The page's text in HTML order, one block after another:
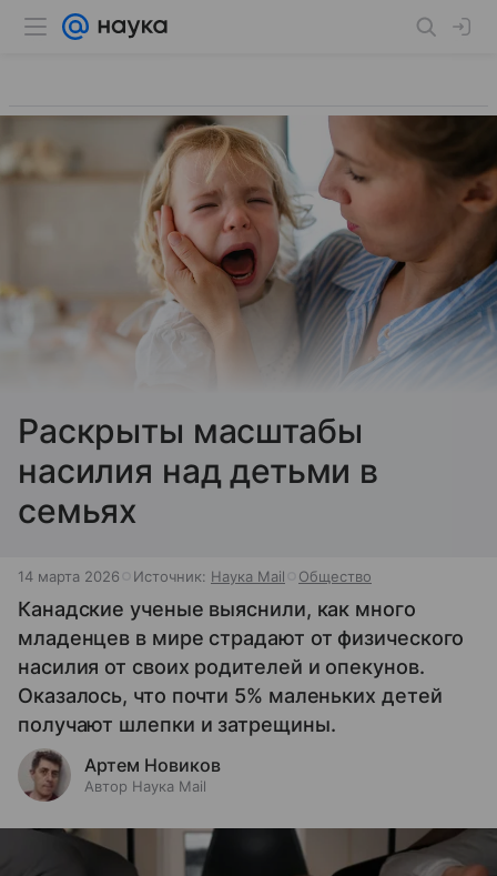
Раскрыты масштабы
насилия над детьми в
семьях
14 марта 2026 Источник: Наука Mail Общество
Канадские ученые выяснили, как много
младенцев в мире страдают от физического
насилия от своих родителей и опекунов.
Оказалось, что почти 5% маленьких детей
получают шлепки и затрещины.
Артем Новиков
Автор Наука Mail